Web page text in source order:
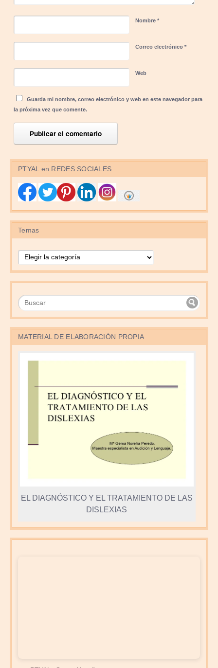
Nombre*
Correo electrónico*
Web
Guarda mi nombre, correo electrónico y web en este navegador para
la próxima vez que comente.
PTYAL en REDES SOCIALES
Temas
MATERIAL DE ELABORACIÓN PROPIA
EL DIAGNÓSTICO Y EL TRATAMIENTO DE LAS
DISLEXIAS